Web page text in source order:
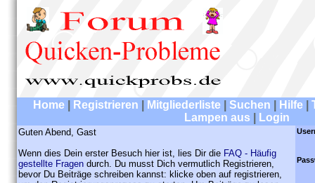
Home Registrieren Mitgliederliste Suchen Hilfe
Lampen aus
Login
Guten Abend, Gast
Wenn dies Dein erster Besuch hier ist, lies Dir die FAQ - Häufig
gestellte Fragen durch. Du musst Dich vermutlich Registrieren,
bevor Du Beiträge schreiben kannst: klicke oben auf registrieren,